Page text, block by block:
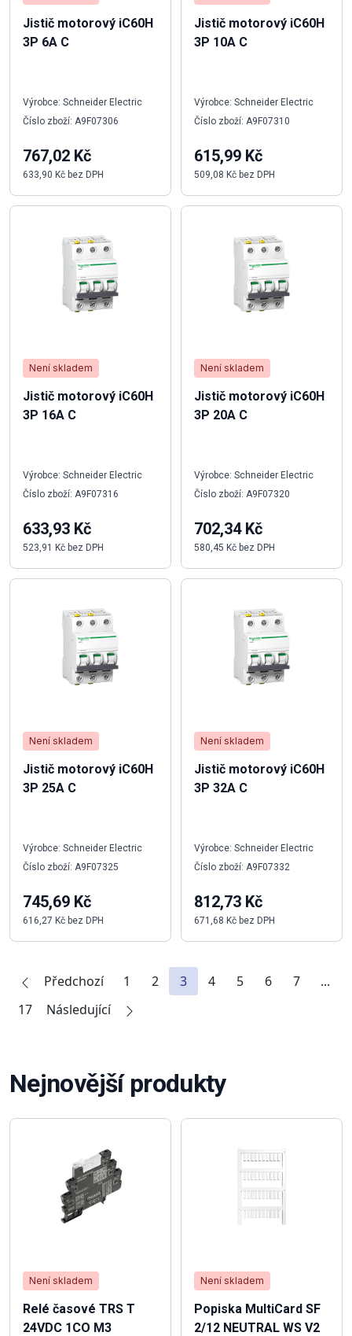
Jistič motorový iC60H
3P 6A C
Výrobce: Schneider Electric
Číslo zboží: A9F07306
767,02 Kč
633,90 Kč bez DPH
Jistič motorový iC60H
3P 10A C
Výrobce: Schneider Electric
Číslo zboží: A9F07310
615,99 Kč
509,08 Kč bez DPH
Není skladem
Jistič motorový iC60H
3P 16A C
Výrobce: Schneider Electric
Číslo zboží: A9F07316
633,93 Kč
523,91 Kč bez DPH
Není skladem
Jistič motorový iC60H
3P 20A C
Výrobce: Schneider Electric
Číslo zboží: A9F07320
702,34 Kč
580,45 Kč bez DPH
Není skladem
Jistič motorový iC60H
3P 25A C
Výrobce: Schneider Electric
Číslo zboží: A9F07325
745,69 Kč
616,27 Kč bez DPH
Není skladem
Jistič motorový iC60H
3P 32A C
Výrobce: Schneider Electric
Číslo zboží: A9F07332
812,73 Kč
671,68 Kč bez DPH
Předchozí 1 2 3 4 5 6 7
...
17
Následující
Nejnovější produkty
Není skladem
Relé časové TRS T
24VDC 1CO M3
Není skladem
Popiska MultiCard SF
2/12 NEUTRAL WS V2